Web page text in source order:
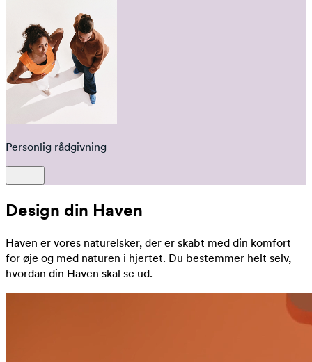
Personlig rådgivning
Design din Haven
Haven er vores naturelsker, der er skabt med din komfort
for øje og med naturen i hjertet. Du bestemmer helt selv,
hvordan din Haven skal se ud.